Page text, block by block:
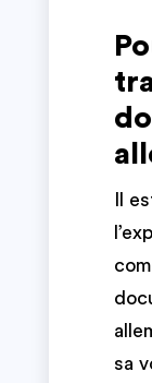
Il
sa